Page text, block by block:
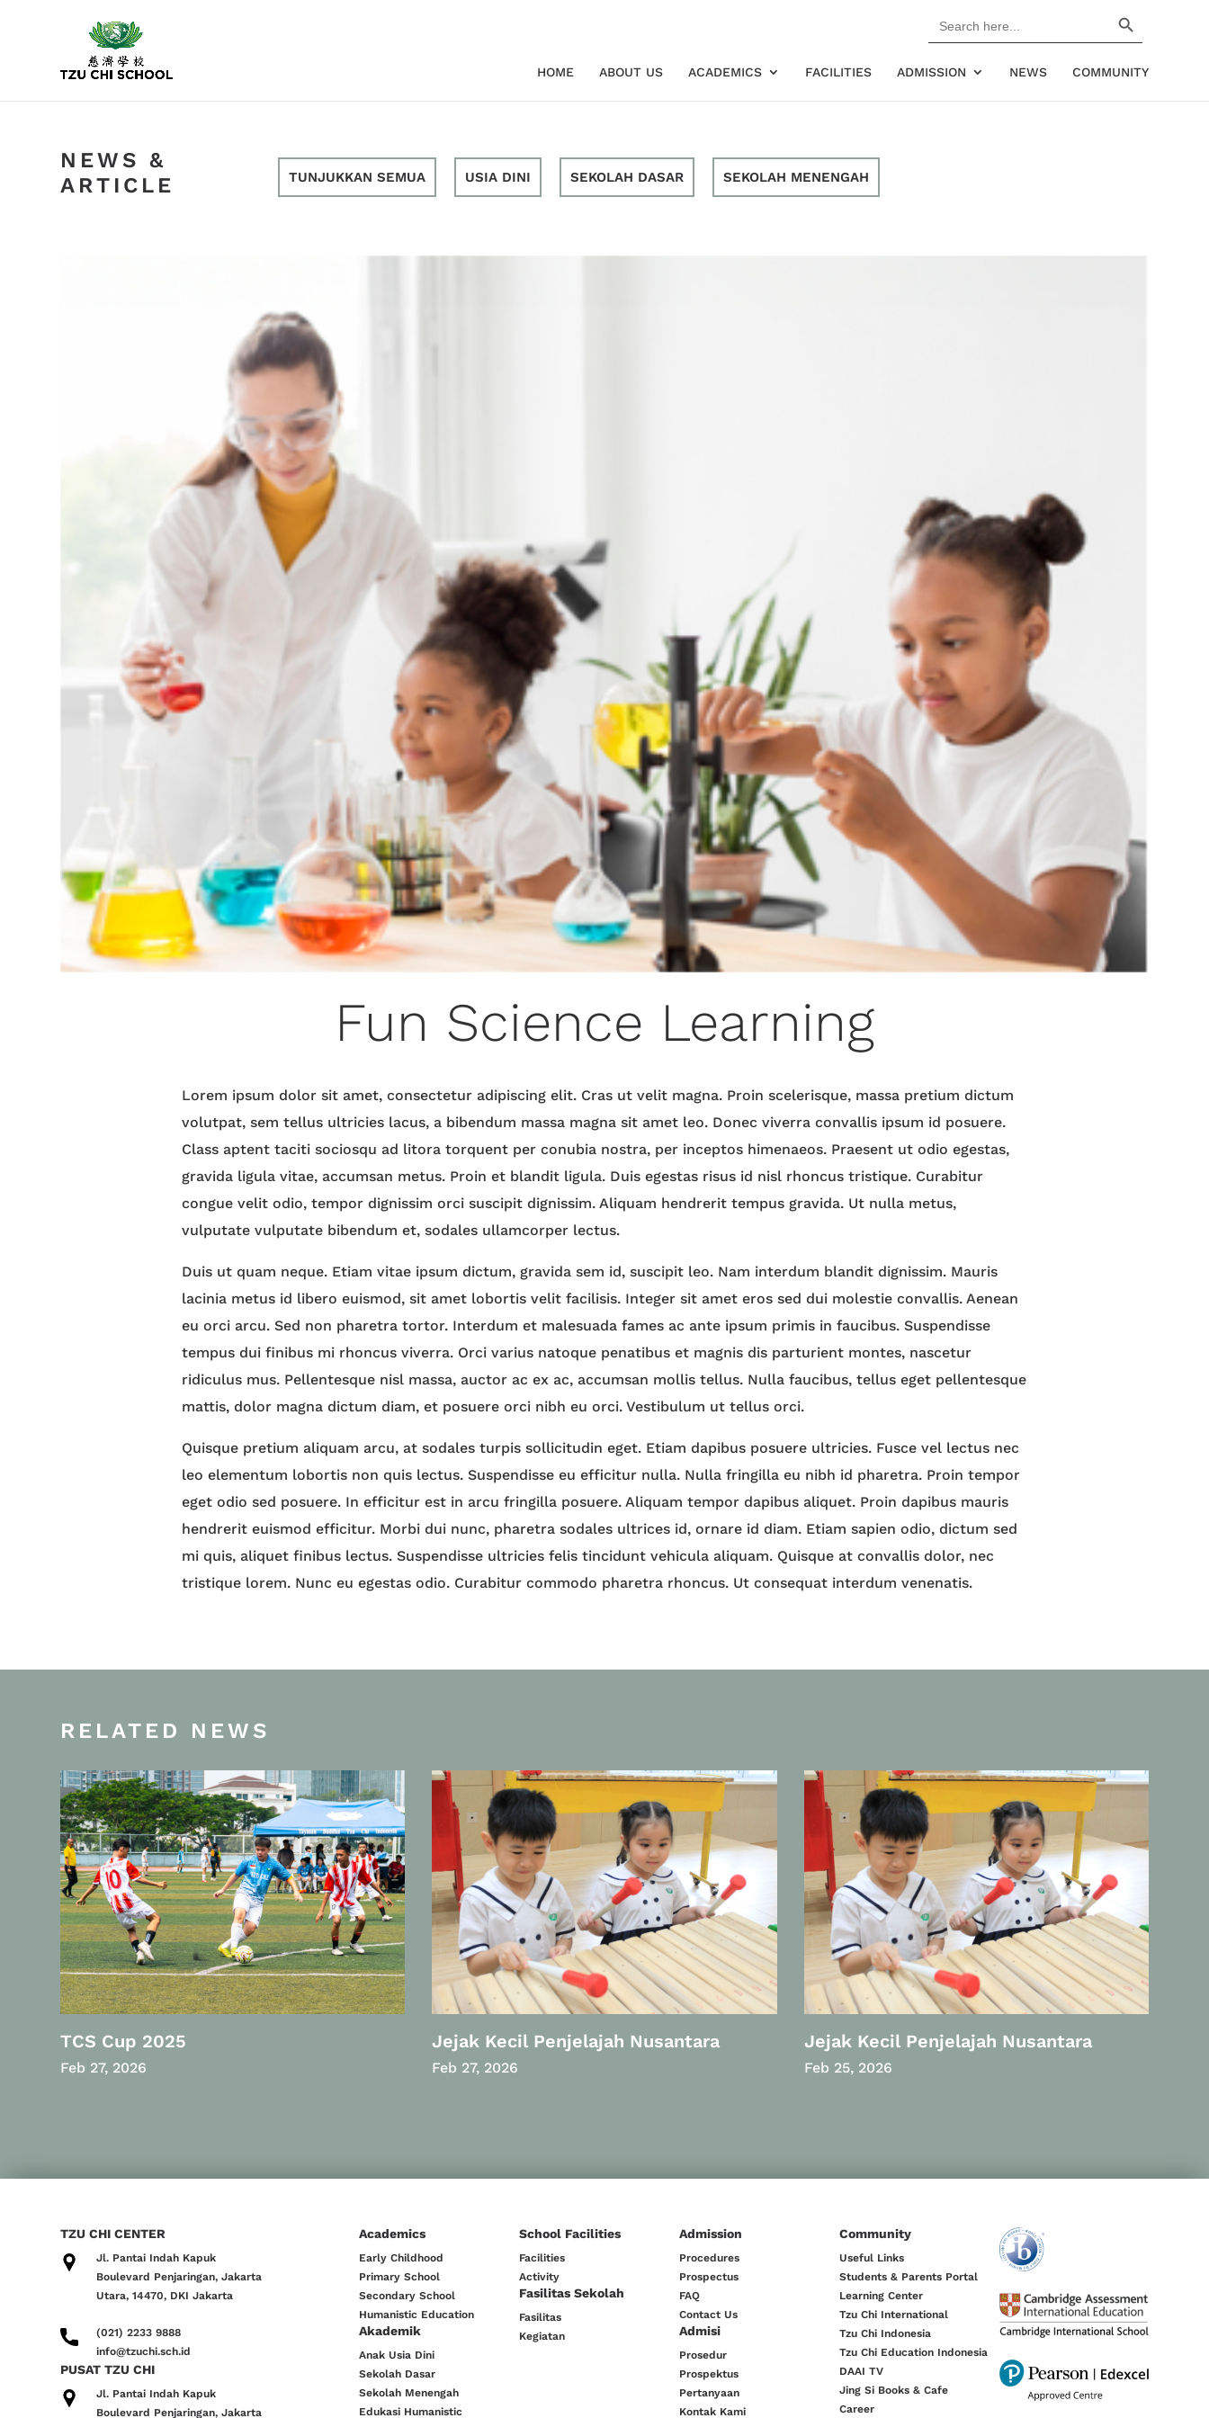
for:
HOME ABOUT US ACADEMICS FACILITIES ADMISSION NEWS COMMUNITY
NEWS &
ARTICLE
TUNJUKKAN SEMUA USIA DINI SEKOLAH DASAR SEKOLAH MENENGAH
Fun Science Learning
Lorem ipsum dolor sit amet, consectetur adipiscing elit. Cras ut velit magna. Proin scelerisque, massa pretium dictum
volutpat, sem tellus ultricies lacus, a bibendum massa magna sit amet leo. Donec viverra convallis ipsum id posuere.
Class aptent taciti sociosqu ad litora torquent per conubia nostra, per inceptos himenaeos. Praesent ut odio egestas,
gravida ligula vitae, accumsan metus. Proin et blandit ligula. Duis egestas risus id nisl rhoncus tristique. Curabitur
congue velit odio, tempor dignissim orci suscipit dignissim. Aliquam hendrerit tempus gravida. Ut nulla metus,
vulputate vulputate bibendum et, sodales ullamcorper lectus.
Duis ut quam neque. Etiam vitae ipsum dictum, gravida sem id, suscipit leo. Nam interdum blandit dignissim. Mauris
lacinia metus id libero euismod, sit amet lobortis velit facilisis. Integer sit amet eros sed dui molestie convallis. Aenean
eu orci arcu. Sed non pharetra tortor. Interdum et malesuada fames ac ante ipsum primis in faucibus. Suspendisse
tempus dui finibus mi rhoncus viverra. Orci varius natoque penatibus et magnis dis parturient montes, nascetur
ridiculus mus. Pellentesque nisl massa, auctor ac ex ac, accumsan mollis tellus. Nulla faucibus, tellus eget pellentesque
mattis, dolor magna dictum diam, et posuere orci nibh eu orci. Vestibulum ut tellus orci.
Quisque pretium aliquam arcu, at sodales turpis sollicitudin eget. Etiam dapibus posuere ultricies. Fusce vel lectus nec
leo elementum lobortis non quis lectus. Suspendisse eu efficitur nulla. Nulla fringilla eu nibh id pharetra. Proin tempor
eget odio sed posuere. In efficitur est in arcu fringilla posuere. Aliquam tempor dapibus aliquet. Proin dapibus mauris
hendrerit euismod efficitur. Morbi dui nunc, pharetra sodales ultrices id, ornare id diam. Etiam sapien odio, dictum sed
mi quis, aliquet finibus lectus. Suspendisse ultricies felis tincidunt vehicula aliquam. Quisque at convallis dolor, nec
tristique lorem. Nunc eu egestas odio. Curabitur commodo pharetra rhoncus. Ut consequat interdum venenatis.
RELATED NEWS
TCS Cup 2025
Feb 27, 2026
Jejak Kecil Penjelajah Nusantara
Feb 27, 2026
Jejak Kecil Penjelajah Nusantara
Feb 25, 2026
TZU CHI CENTER
Jl. Pantai Indah Kapuk
Boulevard Penjaringan, Jakarta
Utara, 14470, DKI Jakarta
(021) 2233 9888
info@tzuchi.sch.id
PUSAT TZU CHI
Jl. Pantai Indah Kapuk
Boulevard Penjaringan, Jakarta
Academics
Early Childhood
Primary School
Secondary School
Humanistic Education
Akademik
Anak Usia Dini
Sekolah Dasar
Sekolah Menengah
Edukasi Humanistic
School Facilities
Facilities
Activity
Fasilitas Sekolah
Fasilitas
Kegiatan
Admission
Procedures
Prospectus
FAQ
Contact Us
Admisi
Prosedur
Prospektus
Pertanyaan
Kontak Kami
Community
Useful Links
Students & Parents Portal
Learning Center
Tzu Chi International
Tzu Chi Indonesia
Tzu Chi Education Indonesia
DAAI TV
Jing Si Books & Cafe
Career